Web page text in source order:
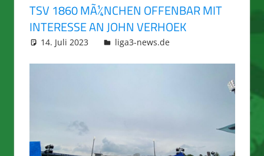
TSV 1860 MÃ¼NCHEN OFFENBAR MIT
INTERESSE AN JOHN VERHOEK
14. Juli 2023 integromat
liga3-news.de